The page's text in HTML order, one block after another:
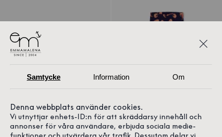
1/3
Samtycke Information Om
Denna webbplats använder cookies.
Vi utnyttjar enhets-ID:n för att skräddarsy innehåll och
annonser för våra användare, erbjuda sociala medie-
funktioner och utvärdera vår trafik. Dessutom delar vi